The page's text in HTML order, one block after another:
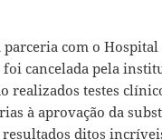
com o Hospital
cancelada pela
realizados testes
à aprovação da
resultados ditos